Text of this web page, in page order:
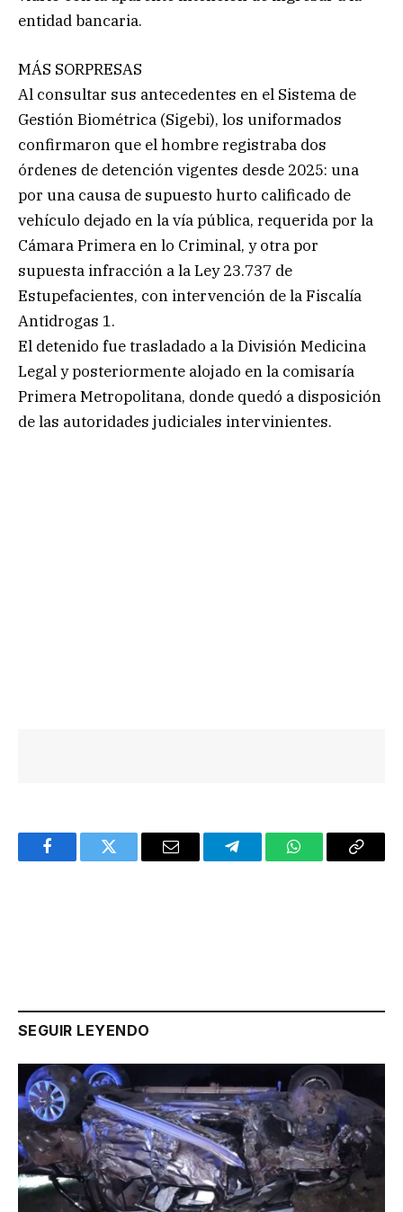
entidad bancaria.
MÁS SORPRESAS
Al consultar sus antecedentes en el Sistema de
Gestión Biométrica (Sigebi), los uniformados
confirmaron que el hombre registraba dos
órdenes de detención vigentes desde 2025: una
por una causa de supuesto hurto calificado de
vehículo dejado en la vía pública, requerida por la
Cámara Primera en lo Criminal, y otra por
supuesta infracción a la Ley 23.737 de
Estupefacientes, con intervención de la Fiscalía
Antidrogas 1.
El detenido fue trasladado a la División Medicina
Legal y posteriormente alojado en la comisaría
Primera Metropolitana, donde quedó a disposición
de las autoridades judiciales intervinientes.
FacebookTwitter Email TelegramWhatsAppCopy
SEGUIR LEYENDO